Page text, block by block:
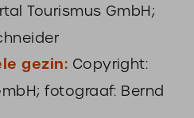
Tourismus GmbH;
gezin: Copyright:
fotograaf: Bernd